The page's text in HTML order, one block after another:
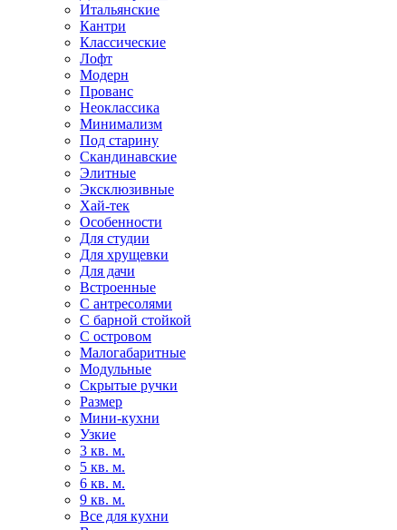
Итальянские
Кантри
Классические
Лофт
Модерн
Прованс
Неоклассика
Минимализм
Под старину
Скандинавские
Элитные
Эксклюзивные
Хай-тек
Особенности
Для студии
Для хрущевки
Для дачи
Встроенные
С антресолями
С барной стойкой
С островом
Малогабаритные
Модульные
Скрытые ручки
Размер
Мини-кухни
Узкие
3 кв. м.
5 кв. м.
6 кв. м.
9 кв. м.
Все для кухни